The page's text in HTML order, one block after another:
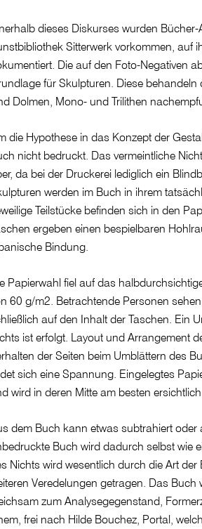
dieses Diskurses wurden
Sitterwerk vorkommen, auf
Die auf den Foto-Negativen
für Skulpturen. Diese behandeln
Dolmen, Mono- und Trilithen
die Hypothese in das Konzept der
nicht bedruckt. Das vermeintliche
da bei der Druckerei lediglich ein
werden im Buch in ihrem
Teilstücke befinden sich in den
ergeben einen bespielbaren
Bindung.
Papierwahl fiel auf das
60 g/m2. Betrachtende Personen
auf den Inhalt der Taschen. Ein
ist erfolgt. Layout und Arrangement
der Seiten beim Umblättern des
sich eine Spannung. Eingelegtes
wird in deren Mitte am besten ersichtlich.
dem Buch kann etwas subtrahiert oder
Buch wird dadurch selbst wie
Nichts wird wesentlich durch die Art
Veredelungen getragen. Das Buch
zum Analysegegenstand,
frei nach Hilde Bouchez, Portal,